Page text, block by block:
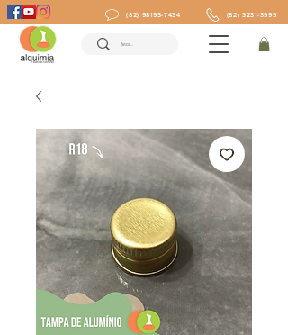
(82) 98193-7434 (82) 3231-3995